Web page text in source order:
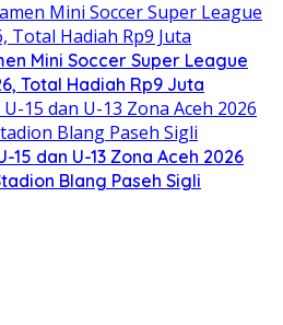
Mini Soccer Super League
Total Hadiah Rp9 Juta
dan U-13 Zona Aceh 2026
Blang Paseh Sigli